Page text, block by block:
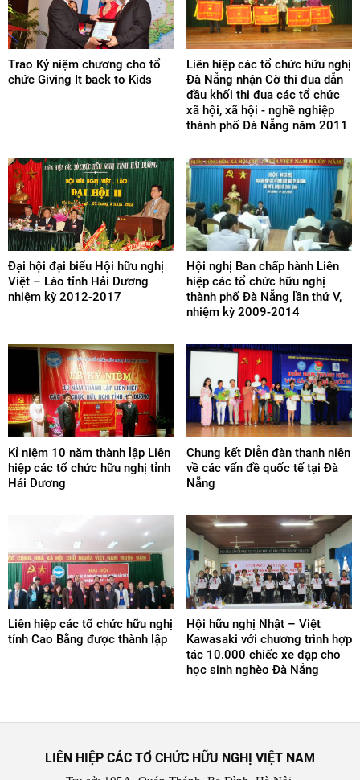
Trao Kỷ niệm chương cho tổ
chức Giving It back to Kids
Liên hiệp các tổ chức hữu nghị
Đà Nẵng nhận Cờ thi đua dẫn
đầu khối thi đua các tổ chức
xã hội, xã hội - nghề nghiệp
thành phố Đà Nẵng năm 2011
Đại hội đại biểu Hội hữu nghị
Việt – Lào tỉnh Hải Dương
nhiệm kỳ 2012-2017
Hội nghị Ban chấp hành Liên
hiệp các tổ chức hữu nghị
thành phố Đà Nẵng lần thứ V,
nhiệm kỳ 2009-2014
Kỉ niệm 10 năm thành lập Liên
hiệp các tổ chức hữu nghị tỉnh
Hải Dương
Chung kết Diễn đàn thanh niên
về các vấn đề quốc tế tại Đà
Nẵng
Liên hiệp các tổ chức hữu nghị
tỉnh Cao Bằng được thành lập
Hội hữu nghị Nhật – Việt
Kawasaki với chương trình hợp
tác 10.000 chiếc xe đạp cho
học sinh nghèo Đà Nẵng
LIÊN HIỆP CÁC TỔ CHỨC HỮU NGHỊ VIỆT NAM